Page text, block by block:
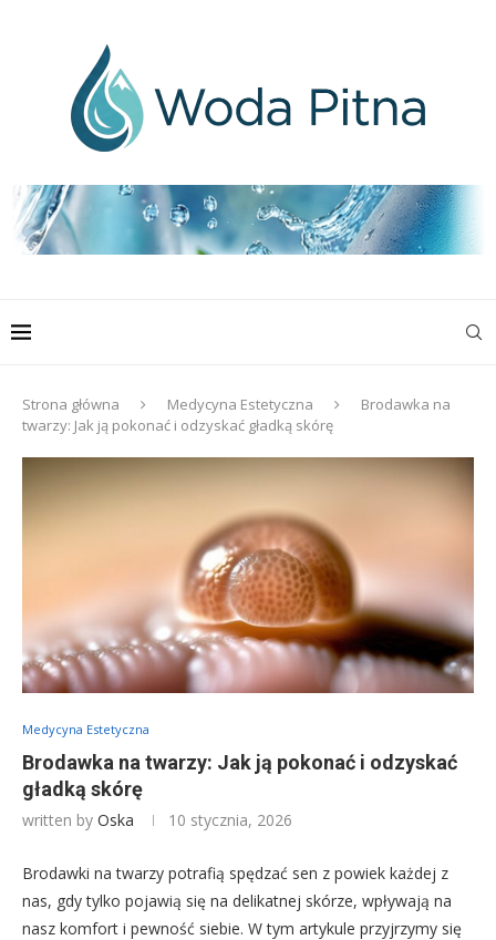
Strona główna Medycyna Estetyczna
Brodawka na
twarzy: Jak ją pokonać i odzyskać gładką skórę
Medycyna Estetyczna
Brodawka na twarzy: Jak ją pokonać i odzyskać
gładką skórę
written by Oska 10 stycznia, 2026
Brodawki na twarzy potrafią spędzać sen z powiek każdej z
nas, gdy tylko pojawią się na delikatnej skórze, wpływają na
nasz komfort i pewność siebie. W tym artykule przyjrzymy się